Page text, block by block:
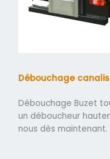
Débouchage
Débouchage Buzet
un déboucheur
nous dès maintenant.